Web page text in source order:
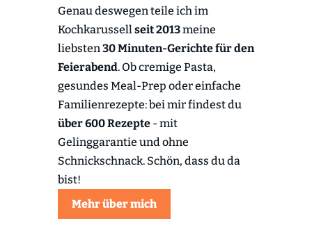
Genau deswegen teile ich im
Kochkarussellseit 2013meine
liebsten30 Minuten-Gerichte für den
Feierabend. Ob cremige Pasta,
gesundes Meal-Prep oder einfache
Familienrezepte: bei mir findest du
über 600 Rezepte- mit
Gelinggarantie und ohne
Schnickschnack. Schön, dass du da
bist!
Mehr über mich